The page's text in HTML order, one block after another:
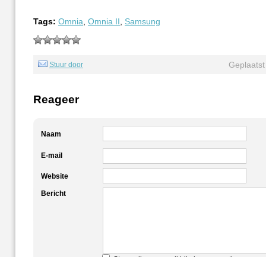
Tags: Omnia Omnia II Samsung
Stuur door
Reageer
Naam
E-mail
Website
Bericht